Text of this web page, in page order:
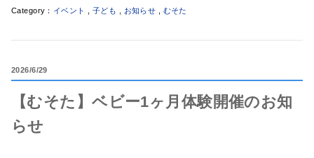
イベント 子ども お知らせ むそた
2026 6/29
【むそた】ベビー1ヶ月体験開催のお知
らせ